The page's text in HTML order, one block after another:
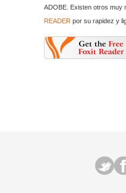
ADOBE. Existen otros muy
READER por su rapidez y